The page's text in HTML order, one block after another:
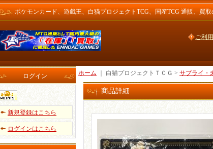
ポケモンカード、遊戯王、白猫プロジェクトTCG、国産TCG 通販、買
ご利
ログイン
新規登録はこちら
ログインはこちら
ホーム ｜ 白猫プロジェクトＴＣＧ > サプライ・
商品詳細